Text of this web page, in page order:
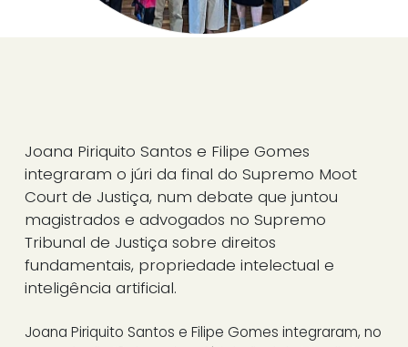
Joana Piriquito Santos e Filipe Gomes
integraram o júri da final do Supremo Moot
Court de Justiça, num debate que juntou
magistrados e advogados no Supremo
Tribunal de Justiça sobre direitos
fundamentais, propriedade intelectual e
inteligência artificial.
Joana Piriquito Santos e Filipe Gomes integraram, no